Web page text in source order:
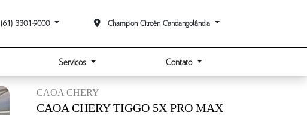
(61) 3301-9000 Champion Citroën Candangolândia
Serviços Contato
CAOA CHERY
CAOA CHERY TIGGO 5X PRO MAX